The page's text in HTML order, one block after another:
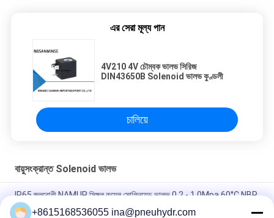
এর সেরা মূল্য পান
4V210 4V চৌম্বক ভালভ সিরিজ
DIN43650B Solenoid ভালভ কুণ্ডলী
চালিয়ে
বায়ুসংক্রান্ত Solenoid ভালভ
IP65 জলরোধী NAMUR সিঙ্গল কয়েল সোলিনয়েড ভালভ 0.2 - 1.0Mpa 60°C NBR
PUR সিল
+8615168536055 ina@pneuhydr.com